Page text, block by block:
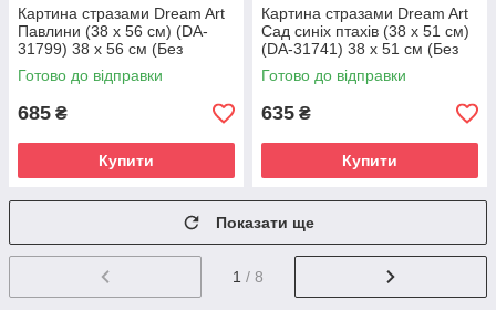
Картина стразами Dream Art
Павлини (38 х 56 см) (DA-
31799) 38 х 56 см (Без
підрамника)
Готово до відправки
685 ₴
Купити
Картина стразами Dream Art
Сад синіх птахів (38 х 51 см)
(DA-31741) 38 х 51 см (Без
підрамника)
Готово до відправки
635 ₴
Купити
Показати ще
1 / 8